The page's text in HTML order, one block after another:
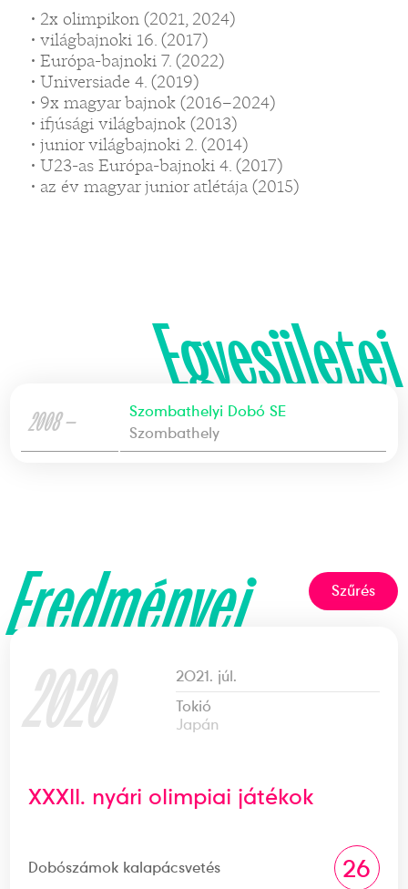
• 2x olimpikon (2021, 2024)
• világbajnoki 16. (2017)
• Európa-bajnoki 7. (2022)
• Universiade 4. (2019)
• 9x magyar bajnok (2016–2024)
• ifjúsági világbajnok (2013)
• junior világbajnoki 2. (2014)
• U23-as Európa-bajnoki 4. (2017)
• az év magyar junior atlétája (2015)
Egyesületei
2008 —
Szombathelyi Dobó SE
Szombathely
Eredményei Szűrés
2020
2021. júl.
Tokió
Japán
XXXII. nyári olimpiai játékok
Dobószámok kalapácsvetés 26